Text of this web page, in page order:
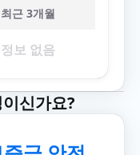
최근 3개월
정보 없음
신가요?